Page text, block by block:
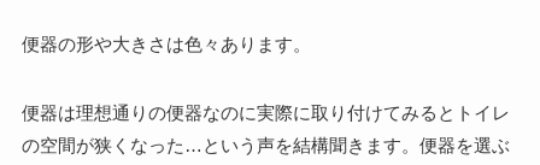
便器の形や大きさは色々あります。
便器は理想通りの便器なのに実際に取り付けてみるとトイレ
の空間が狭くなった…という声を結構聞きます。便器を選ぶ